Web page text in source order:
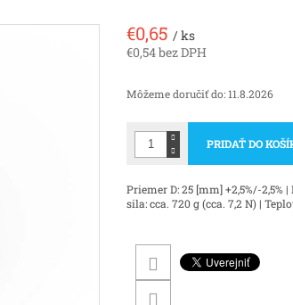
€0,65 / ks
€0,54 bez DPH
cena:
Môžeme doručiť do:11.8.2026
PRIDAŤ DO
Priemer D: 25 [mm] +2,5%/-2,5%
sila: cca. 720 g (cca. 7,2 N) |